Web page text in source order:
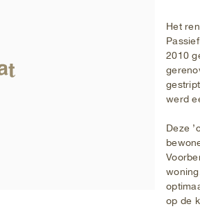
Het
2010
werd
Deze
op de